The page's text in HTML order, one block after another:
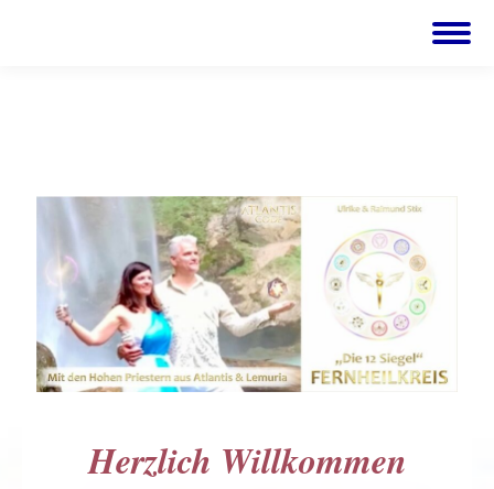
Herzlich Willkommen